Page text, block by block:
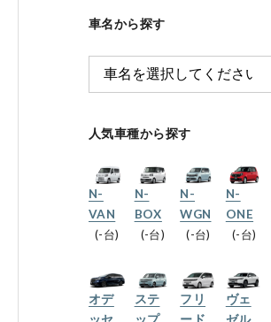
法人のお客様へ
健康経営の取り組み
車名から探す
人気車種から探す
N-
VAN
-台
N-
BOX
-台
N-
WGN
-台
N-
ONE
-台
オデ
ステ
フリ
ヴェ